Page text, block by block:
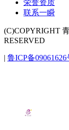
荣誉资质
联系一瞬
(C)COPYRIGHT
RESERVED
| 鲁ICP备09061626